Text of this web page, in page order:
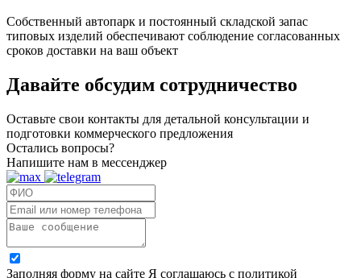
Собственный автопарк и постоянный складской запас
типовых изделий обеспечивают соблюдение согласованных
сроков доставки на ваш объект
Давайте обсудим сотрудничество
Оставьте свои контакты для детальной консультации и
подготовки коммерческого предложения
Остались вопросы?
Напишите нам в мессенджер
Заполняя форму на сайте Я соглашаюсь с политикой